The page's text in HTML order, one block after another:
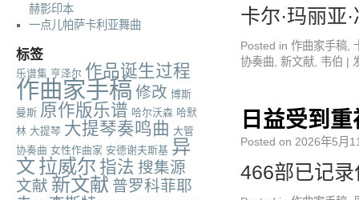
卡尔·玛丽亚
Posted in 作曲家手稿
协奏曲 新文献 韦伯 |
日益受到
Posted on 2026年5月
466部已记
赫影印本
一点儿帕萨卡利亚舞曲
标签
乐谱集 亨泽尔 作品诞生过程
作曲家手稿 修改 博斯
曼斯 原作版乐谱 哈尔沃森 哈默
林 大提琴 大提琴奏鸣曲 大管
协奏曲 女性作曲家 安德谢夫斯基 异
文 拉威尔 指法 搜集源
文献 新文献 普罗科菲耶